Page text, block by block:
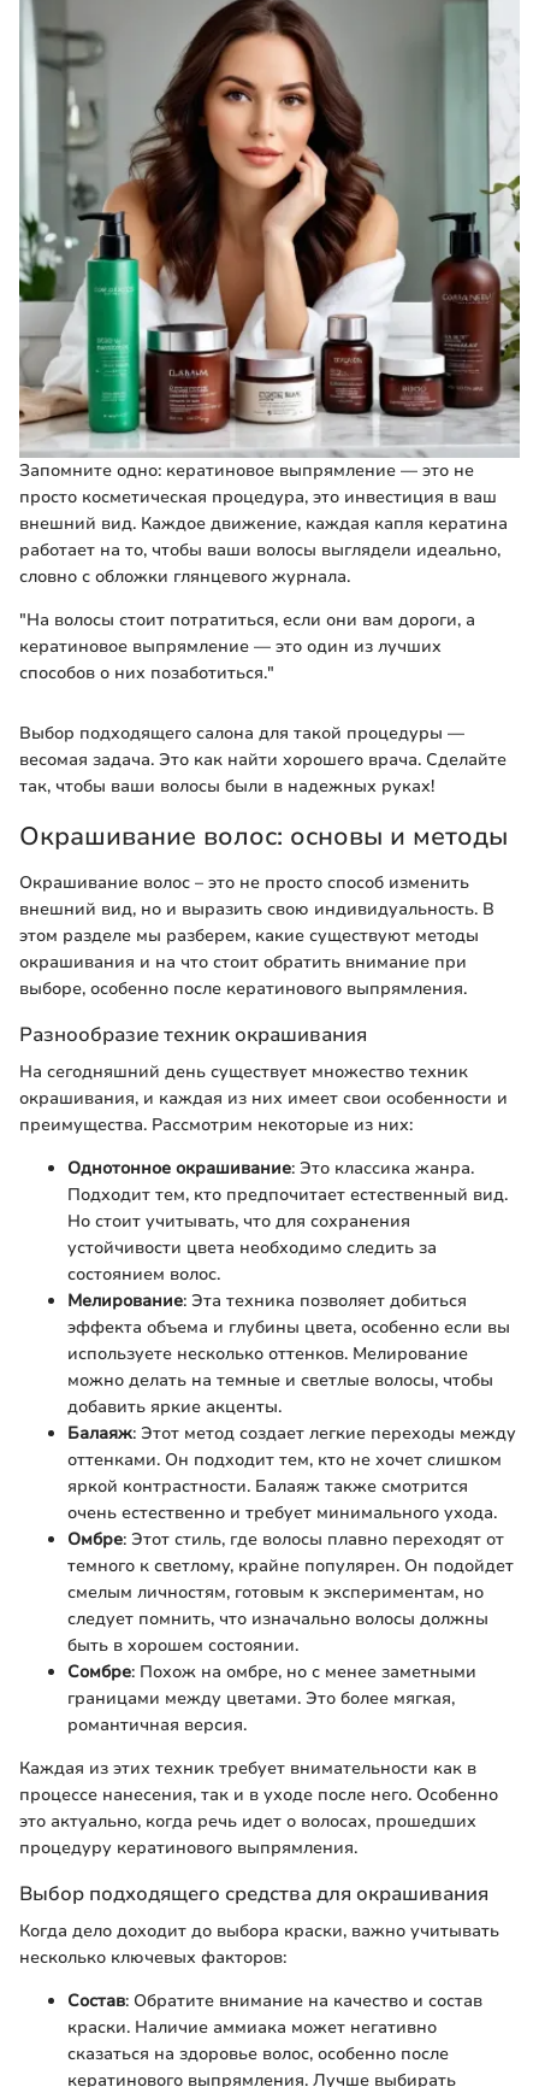
Запомните одно: кератиновое выпрямление — это не
просто косметическая процедура, это инвестиция в ваш
внешний вид. Каждое движение, каждая капля кератина
работает на то, чтобы ваши волосы выглядели идеально,
словно с обложки глянцевого журнала.
"На волосы стоит потратиться, если они вам дороги, а
кератиновое выпрямление — это один из лучших
способов о них позаботиться."
Выбор подходящего салона для такой процедуры —
весомая задача. Это как найти хорошего врача. Сделайте
так, чтобы ваши волосы были в надежных руках!
Окрашивание волос: основы и методы
Окрашивание волос – это не просто способ изменить
внешний вид, но и выразить свою индивидуальность. В
этом разделе мы разберем, какие существуют методы
окрашивания и на что стоит обратить внимание при
выборе, особенно после кератинового выпрямления.
Разнообразие техник окрашивания
На сегодняшний день существует множество техник
окрашивания, и каждая из них имеет свои особенности и
преимущества. Рассмотрим некоторые из них:
Однотонное окрашивание: Это классика жанра.
Подходит тем, кто предпочитает естественный вид.
Но стоит учитывать, что для сохранения
устойчивости цвета необходимо следить за
состоянием волос.
Мелирование: Эта техника позволяет добиться
эффекта объема и глубины цвета, особенно если вы
используете несколько оттенков. Мелирование
можно делать на темные и светлые волосы, чтобы
добавить яркие акценты.
Балаяж: Этот метод создает легкие переходы между
оттенками. Он подходит тем, кто не хочет слишком
яркой контрастности. Балаяж также смотрится
очень естественно и требует минимального ухода.
Омбре: Этот стиль, где волосы плавно переходят от
темного к светлому, крайне популярен. Он подойдет
смелым личностям, готовым к экспериментам, но
следует помнить, что изначально волосы должны
быть в хорошем состоянии.
Сомбре: Похож на омбре, но с менее заметными
границами между цветами. Это более мягкая,
романтичная версия.
Каждая из этих техник требует внимательности как в
процессе нанесения, так и в уходе после него. Особенно
это актуально, когда речь идет о волосах, прошедших
процедуру кератинового выпрямления.
Выбор подходящего средства для окрашивания
Когда дело доходит до выбора краски, важно учитывать
несколько ключевых факторов:
Состав: Обратите внимание на качество и состав
краски. Наличие аммиака может негативно
сказаться на здоровье волос, особенно после
кератинового выпрямления. Лучше выбирать